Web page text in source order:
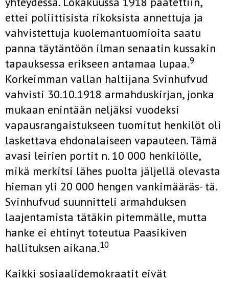
ettei poliittisista rikoksista annettuja ja
vah­vistettuja kuolemantuomioita saatu
panna täytäntöön ilman senaatin kussakin
tapauksessa erikseen antamaa lupaa.9
Korkeimman vallan hal­tijana Svinhufvud
vahvisti 30.10.1918 armahduskirjan, jonka
mukaan enintään neljäksi vuodeksi
vapausrangaistukseen tuomitut henkilöt oli
laskettava ehdonalaiseen vapauteen. Tämä
avasi leirien portit n. 10 000 henkilölle,
mikä merkitsi lähes puolta jäljellä olevasta
hieman yli 20 000 hengen vankimääräs- tä.
Svinhufvud suunnitteli armahduksen
laajenta­mista tätäkin pitemmälle, mutta
hanke ei ehtinyt toteutua Paasikiven
hallituksen aikana.10
Kaikki sosiaalidemokraatit eivät